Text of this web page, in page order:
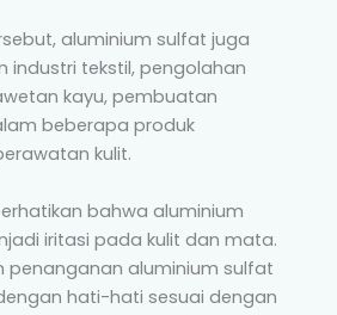
aluminium sulfat juga
industri tekstil, pengolahan
kayu, pembuatan
beberapa produk
kulit.
bahwa aluminium
iritasi pada kulit dan mata.
penanganan aluminium sulfat
hati-hati sesuai dengan